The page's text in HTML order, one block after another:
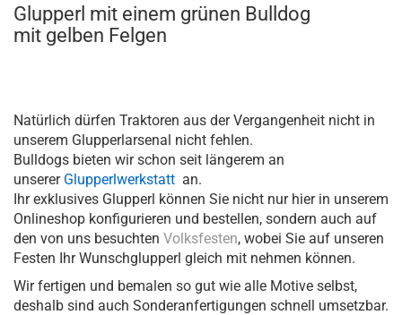
Glupperl mit einem grünen Bulldog
mit gelben Felgen
Natürlich dürfen Traktoren aus der Vergangenheit nicht in
unserem Glupperlarsenal nicht fehlen.
Bulldogs bieten wir schon seit längerem an
unserer Glupperlwerkstatt an.
Ihr exklusives Glupperl können Sie nicht nur hier in unserem
Onlineshop konfigurieren und bestellen, sondern auch auf
den von uns besuchten Volksfesten, wobei Sie auf unseren
Festen Ihr Wunschglupperl gleich mit nehmen können.
Wir fertigen und bemalen so gut wie alle Motive selbst,
deshalb sind auch Sonderanfertigungen schnell umsetzbar.